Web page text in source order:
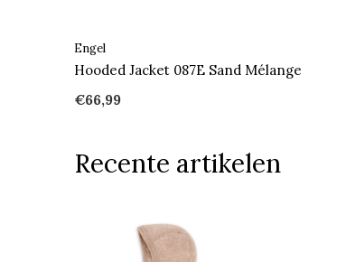
Engel
Hooded Jacket 087E Sand Mélange
€66,99
Recente artikelen